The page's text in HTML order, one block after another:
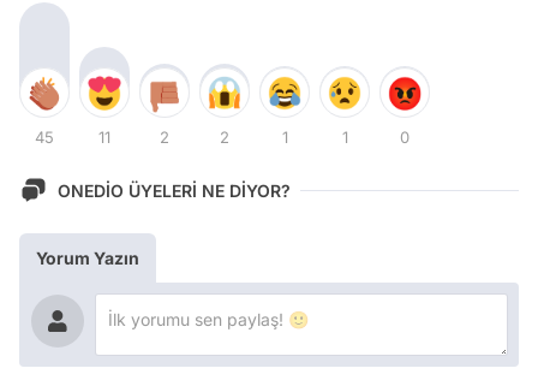
45 11 2 2 1 1 0
ONEDİO ÜYELERİ NE DİYOR?
Yorum Yazın